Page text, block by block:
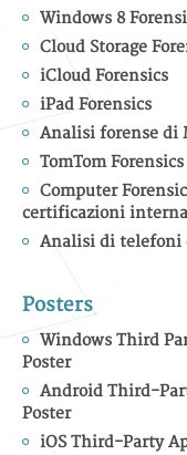
Windows 8
Cloud Storage
iCloud Forensics
iPad Forensics
Analisi forense di
TomTom Forensics
Computer
certificazioni
Analisi di telefoni
Posters
Windows Third
Poster
Android Third-
Poster
iOS Third-Party